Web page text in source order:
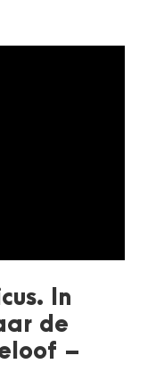
In
de
–